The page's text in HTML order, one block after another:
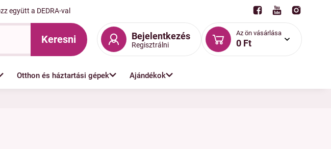
együtt a DEDRA-val
Keresni Bejelentkezés
Regisztrálni
Az ön vásárlása
0 Ft
Otthon és háztartási gépek Ajándékok